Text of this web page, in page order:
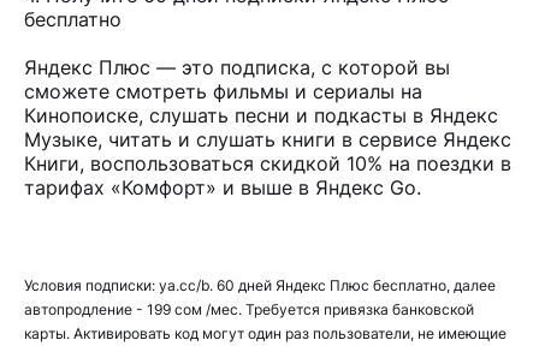
бесплатно
Яндекс Плюс — это подписка, с которой вы
сможете смотреть фильмы и сериалы на
Кинопоиске, слушать песни и подкасты в Яндекс
Музыке, читать и слушать книги в сервисе Яндекс
Книги, воспользоваться скидкой 10% на поездки в
тарифах «Комфорт» и выше в Яндекс Go.
Условия подписки: ya.cc/b. 60 дней Яндекс Плюс бесплатно, далее
автопродление - 199 сом /мес. Требуется привязка банковской
карты. Активировать код могут один раз пользователи, не имеющие